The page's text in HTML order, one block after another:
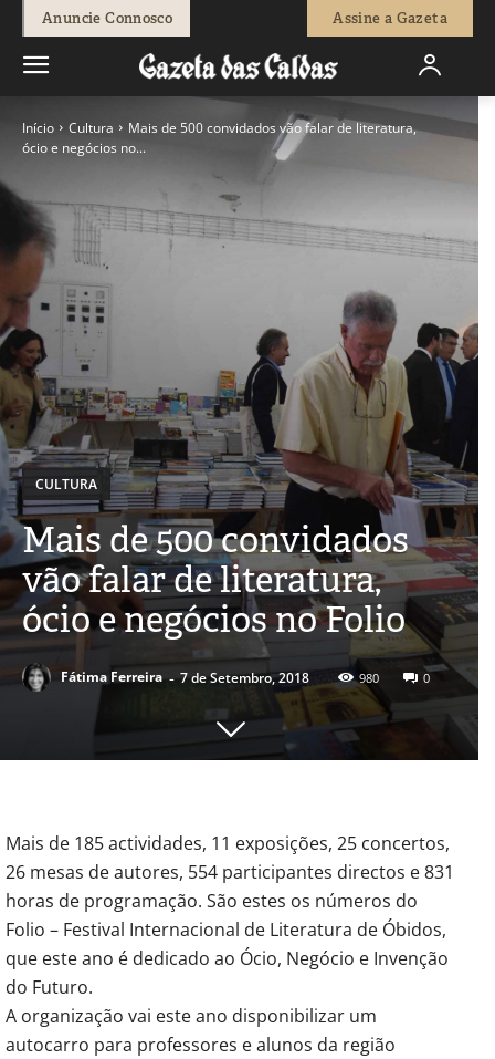
Anuncie Connosco Assine a Gazeta
Início Cultura
Mais de 500 convidados vão falar de literatura,
ócio e negócios no...
CULTURA
Mais de 500 convidados
vão falar de literatura,
ócio e negócios no Folio
Fátima Ferreira - 7 de Setembro, 2018 980 0
Mais de 185 actividades, 11 exposições, 25 concertos,
26 mesas de autores, 554 participantes directos e 831
horas de programação. São estes os números do
Folio – Festival Internacional de Literatura de Óbidos,
que este ano é dedicado ao Ócio, Negócio e Invenção
do Futuro.
A organização vai este ano disponibilizar um
autocarro para professores e alunos da região